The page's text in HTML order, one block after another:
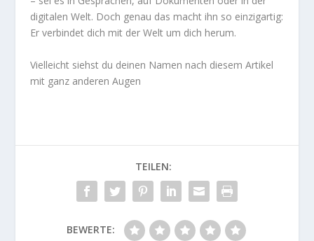
digitalen Welt. Doch genau das macht ihn so einzigartig:
Er verbindet dich mit der Welt um dich herum.
Vielleicht siehst du deinen Namen nach diesem Artikel
mit ganz anderen Augen
TEILEN:
BEWERTE: